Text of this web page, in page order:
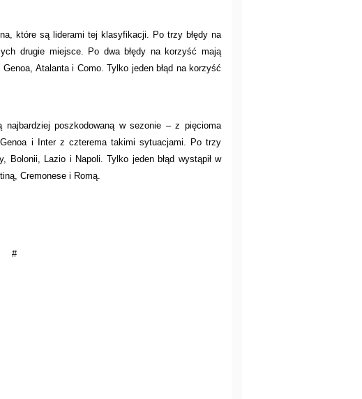
które są liderami tej klasyfikacji. Po trzy błędy na
drugie miejsce. Po dwa błędy na korzyść mają
Atalanta i Como. Tylko jeden błąd na korzyść
poszkodowaną w sezonie – z pięcioma
i Inter z czterema takimi sytuacjami. Po trzy
Bolonii, Lazio i Napoli. Tylko jeden błąd wystąpił w
Cremonese i Romą.
#